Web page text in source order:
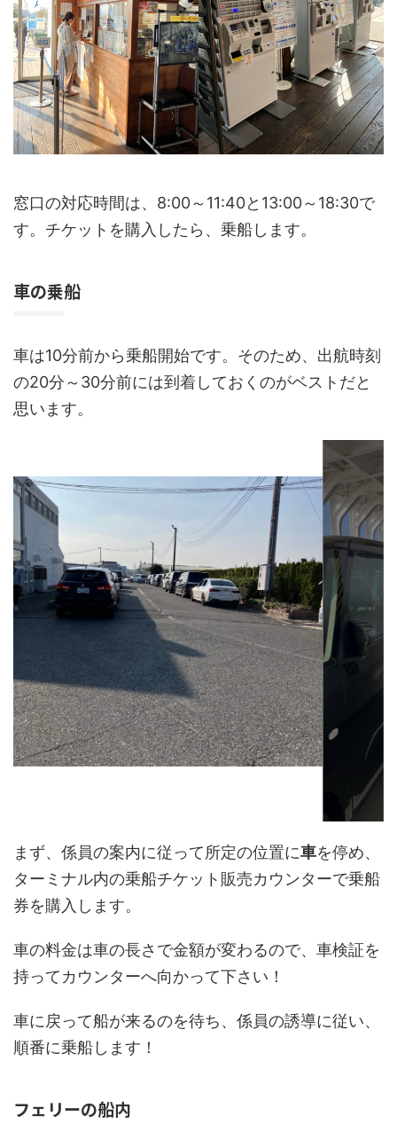
窓口の対応時間は、8:00～11:40と13:00～18:30で
す。チケットを購入したら、乗船します。
車の乗船
車は10分前から乗船開始です。そのため、出航時刻
の20分～30分前には到着しておくのがベストだと
思います。
まず、係員の案内に従って所定の位置に車を停め、
ターミナル内の乗船チケット販売カウンターで乗船
券を購入します。
車の料金は車の長さで金額が変わるので、車検証を
持ってカウンターへ向かって下さい！
車に戻って船が来るのを待ち、係員の誘導に従い、
順番に乗船します！
フェリーの船内